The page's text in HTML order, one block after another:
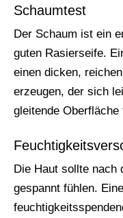
Schaumtest
Der Schaum ist ein
guten Rasierseife.
einen dicken,
erzeugen, der sich
gleitende
Die Haut sollte nach
gespannt fühlen.